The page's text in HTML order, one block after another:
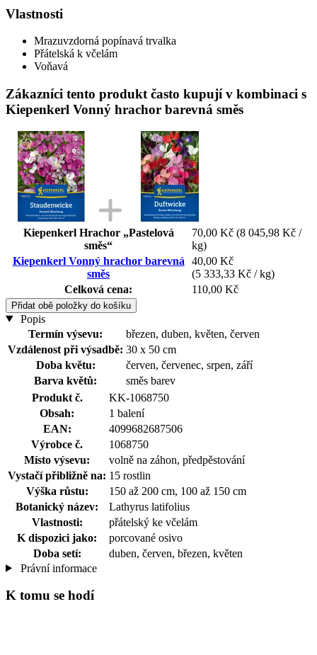
Vlastnosti
Mrazuvzdorná popínavá trvalka
Přátelská k včelám
Voňavá
Zákazníci tento produkt často kupují v kombinaci s
Kiepenkerl Vonný hrachor barevná směs
Kiepenkerl Hrachor „Pastelová
směs“
70,00 Kč (8 045,98 Kč /
kg)
Kiepenkerl Vonný hrachor barevná
směs
40,00 Kč
(5 333,33 Kč / kg)
Celková cena:
110,00 Kč
Přidat obě položky do košíku
Popis
Termín výsevu:
březen, duben, květen, červen
Vzdálenost při výsadbě: 30 x 50 cm
Doba květu:
červen, červenec, srpen, září
Barva květů:
směs barev
Produkt č.
KK-1068750
Obsah:
1 balení
EAN:
4099682687506
Výrobce č.
1068750
Místo výsevu:
volně na záhon, předpěstování
Vystačí přibližně na: 15 rostlin
Výška růstu:
150 až 200 cm, 100 až 150 cm
Botanický název:
Lathyrus latifolius
Vlastnosti:
přátelský ke včelám
K dispozici jako:
porcované osivo
Doba setí:
duben, červen, březen, květen
Právní informace
K tomu se hodí